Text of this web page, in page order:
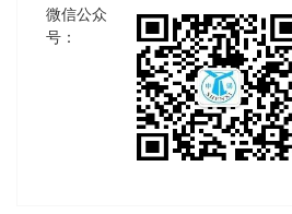
微信公众
号：